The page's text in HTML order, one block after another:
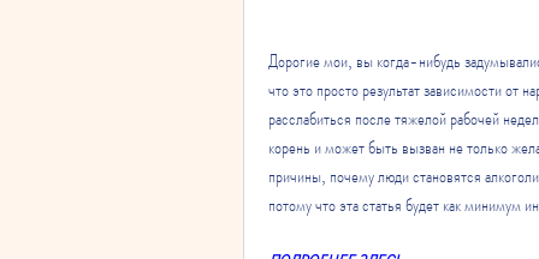
Дорогие мои, вы когда-нибудь
что это просто результат зависимости от
расслабиться после тяжелой рабочей
корень и может быть вызван не только
причины, почему люди становятся
потому что эта статья будет как минимум